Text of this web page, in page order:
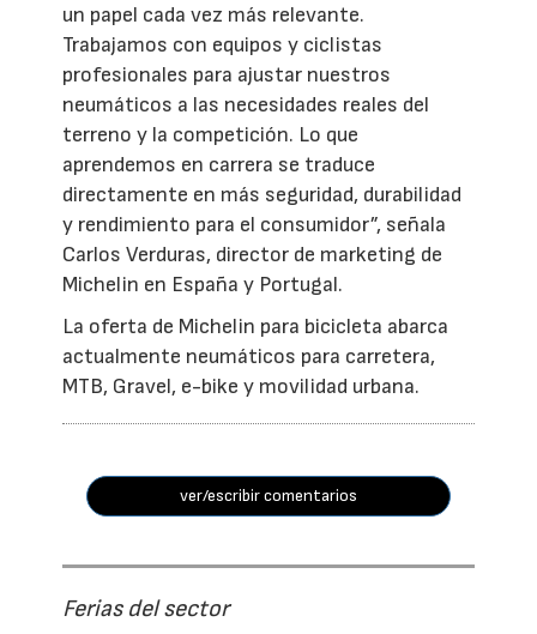
un papel cada vez más relevante.
Trabajamos con equipos y ciclistas
profesionales para ajustar nuestros
neumáticos a las necesidades reales del
terreno y la competición. Lo que
aprendemos en carrera se traduce
directamente en más seguridad, durabilidad
y rendimiento para el consumidor”, señala
Carlos Verduras, director de marketing de
Michelin en España y Portugal.
La oferta de Michelin para bicicleta abarca
actualmente neumáticos para carretera,
MTB, Gravel, e-bike y movilidad urbana.
ver/escribir comentarios
Ferias del sector